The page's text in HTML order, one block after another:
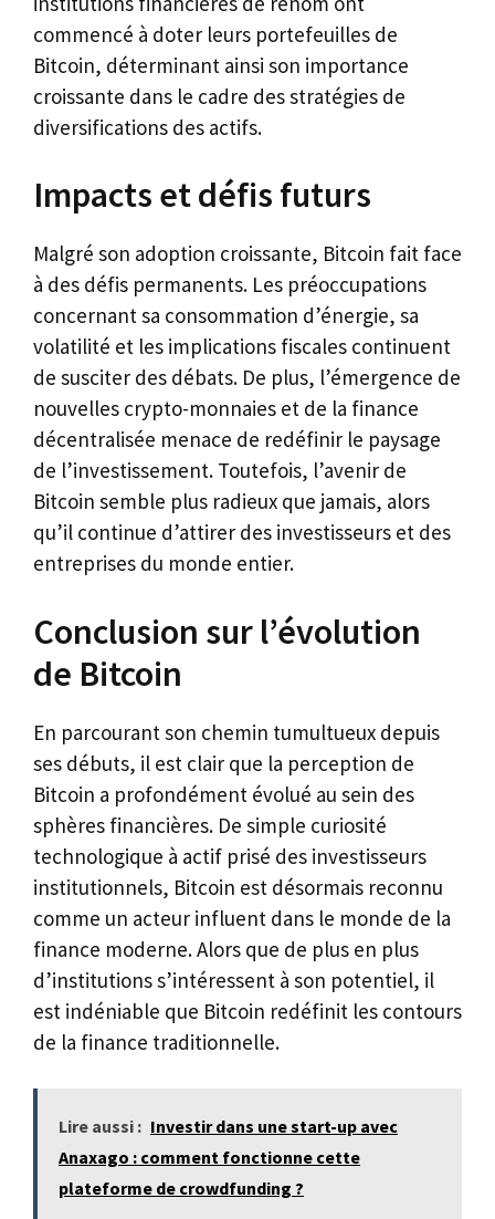
commencé à doter leurs portefeuilles de
Bitcoin, déterminant ainsi son importance
croissante dans le cadre des stratégies de
diversifications des actifs.
Impacts et défis futurs
Malgré son adoption croissante, Bitcoin fait face
à des défis permanents. Les préoccupations
concernant sa consommation d’énergie, sa
volatilité et les implications fiscales continuent
de susciter des débats. De plus, l’émergence de
nouvelles crypto-monnaies et de la finance
décentralisée menace de redéfinir le paysage
de l’investissement. Toutefois, l’avenir de
Bitcoin semble plus radieux que jamais, alors
qu’il continue d’attirer des investisseurs et des
entreprises du monde entier.
Conclusion sur l’évolution
de Bitcoin
En parcourant son chemin tumultueux depuis
ses débuts, il est clair que la perception de
Bitcoin a profondément évolué au sein des
sphères financières. De simple curiosité
technologique à actif prisé des investisseurs
institutionnels, Bitcoin est désormais reconnu
comme un acteur influent dans le monde de la
finance moderne. Alors que de plus en plus
d’institutions s’intéressent à son potentiel, il
est indéniable que Bitcoin redéfinit les contours
de la finance traditionnelle.
Lire aussi : Investir dans une start-up avec
Anaxago : comment fonctionne cette
plateforme de crowdfunding ?